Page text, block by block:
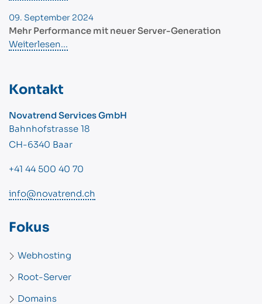
09. September 2024
Mehr Performance mit neuer Server-Generation
Weiterlesen...
Kontakt
Novatrend Services GmbH
Bahnhofstrasse 18
CH-6340 Baar
+41 44 500 40 70
info@novatrend.ch
Fokus
Webhosting
Root-Server
Domains